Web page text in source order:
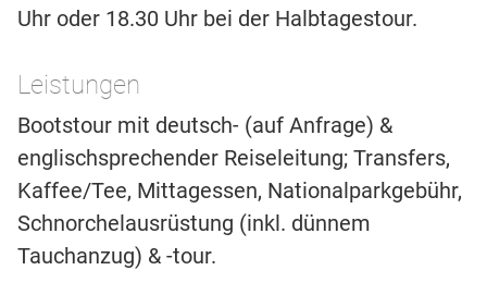
Uhr oder 18.30 Uhr bei der Halbtagestour.
Leistungen
Bootstour mit deutsch- (auf Anfrage) &
englischsprechender Reiseleitung; Transfers,
Kaffee/Tee, Mittagessen, Nationalparkgebühr,
Schnorchelausrüstung (inkl. dünnem
Tauchanzug) & -tour.